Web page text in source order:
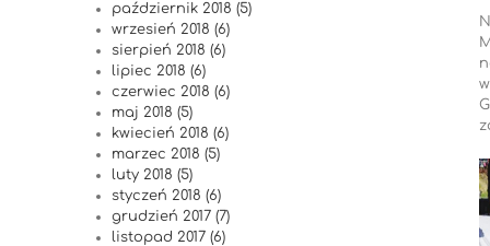
październik 2018 (5)
wrzesień 2018 (6)
sierpień 2018 (6)
lipiec 2018 (6)
czerwiec 2018 (6)
maj 2018 (5)
kwiecień 2018 (6)
marzec 2018 (5)
luty 2018 (5)
styczeń 2018 (6)
grudzień 2017 (7)
listopad 2017 (6)